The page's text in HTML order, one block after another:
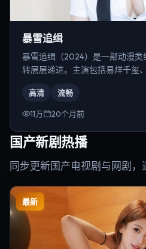
暴雪追缉
暴雪追缉（2024）是一部动漫类
转层层递进。主演包括易烊千玺
高清 流畅
11万 20个月前
国产新剧热播
同步更新国产电视剧与网剧，
最新